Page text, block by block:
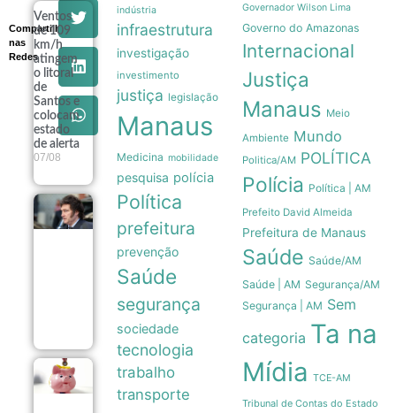
Compartilhe
nas
Redes
Ventos
de 109
km/h
atingem
o litoral
de
Santos e
colocam
estado
de alerta
07/08
Governo
Milei recua
e retira
venda de
queimadas
no Senado
Poupança
registra
saída
indústria
infraestrutura
investigação
investimento
justiça legislação
Manaus
Medicina mobilidade
pesquisa polícia
Política
prefeitura
prevenção
Saúde
segurança
sociedade
tecnologia
trabalho
transporte
Governador Wilson Lima
Governo do Amazonas
Internacional
Justiça
Manaus Meio
Ambiente Mundo
Politica/AM POLÍTICA
Polícia Política | AM
Prefeito David Almeida
Prefeitura de Manaus
Saúde Saúde/AM
Saúde | AM Segurança/AM
Segurança | AM Sem
categoria Ta na
Mídia TCE-AM
Tribunal de Contas do Estado